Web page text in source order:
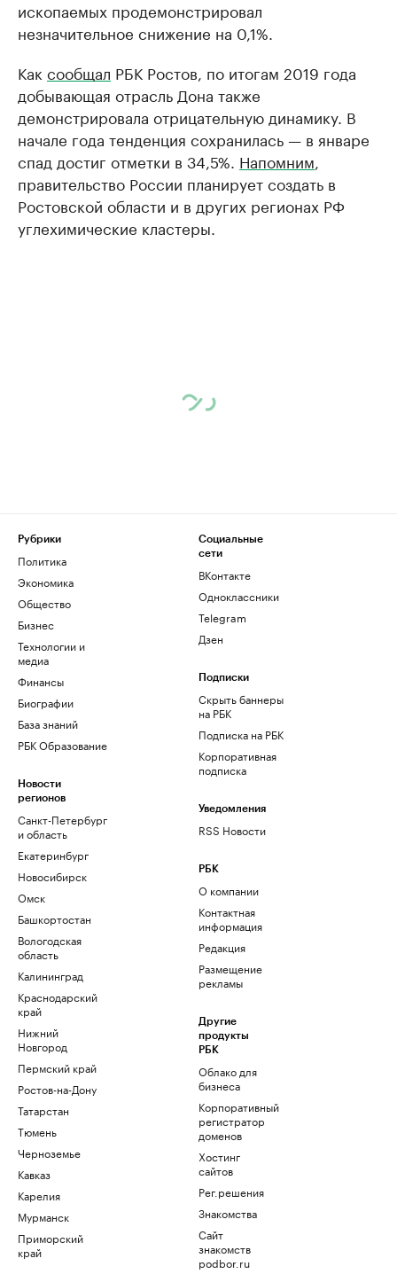
ископаемых продемонстрировал
незначительное снижение на 0,1%.
Как сообщал РБК Ростов, по итогам 2019 года
добывающая отрасль Дона также
демонстрировала отрицательную динамику. В
начале года тенденция сохранилась — в январе
спад достиг отметки в 34,5%. Напомним
правительство России планирует создать в
Ростовской области и в других регионах РФ
углехимические кластеры.
Рубрики
Политика
Экономика
Общество
Бизнес
Технологии и
медиа
Финансы
Биографии
База знаний
РБК Образование
Новости
регионов
Санкт-Петербург
и область
Екатеринбург
Новосибирск
Омск
Башкортостан
Вологодская
область
Калининград
Краснодарский
край
Нижний
Новгород
Пермский край
Ростов-на-Дону
Татарстан
Тюмень
Черноземье
Кавказ
Карелия
Мурманск
Приморский
край
Социальные
сети
ВКонтакте
Одноклассники
Telegram
Дзен
Подписки
Скрыть баннеры
на РБК
Подписка на РБК
Корпоративная
подписка
Уведомления
RSS Новости
РБК
О компании
Контактная
информация
Редакция
Размещение
рекламы
Другие
продукты
РБК
Облако для
бизнеса
Корпоративный
регистратор
доменов
Хостинг
сайтов
Рег.решения
Знакомства
Сайт
знакомств
podbor.ru